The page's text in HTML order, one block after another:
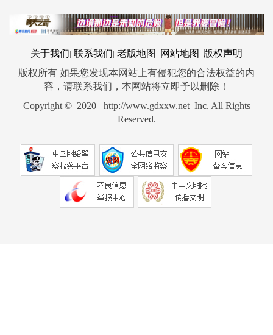
关于我们 联系我们 老版地图 网站地图
版权声明
版权所有 如果您发现本网站上有侵犯您的合法权益的内
容，请联系我们，本网站将立即予以删除！
Copyright © 2020 http://www.gdxxw.net Inc. All Rights
Reserved.